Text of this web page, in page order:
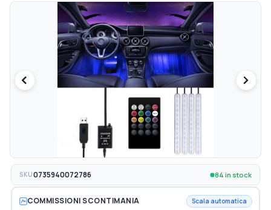
Skip
images
SKU0735940072786 84 in stock
COMMISSIONI SCONTIMANIA Scala automatica